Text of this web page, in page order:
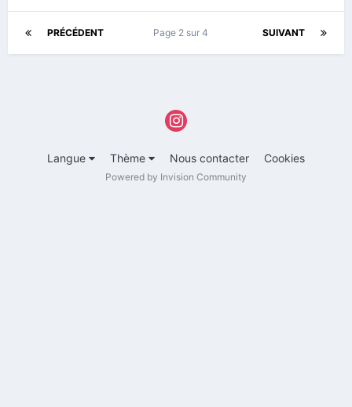
PRÉCÉDENT SUIVANT
Page 2 sur 4
Langue Thème Nous contacter Cookies
Powered by Invision Community